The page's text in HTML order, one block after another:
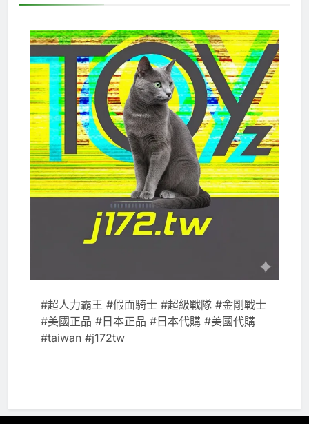
#超人力霸王 #假面騎士 #超級戰隊 #金剛戰士
#美國正品 #日本正品 #日本代購 #美國代購
#taiwan #j172tw